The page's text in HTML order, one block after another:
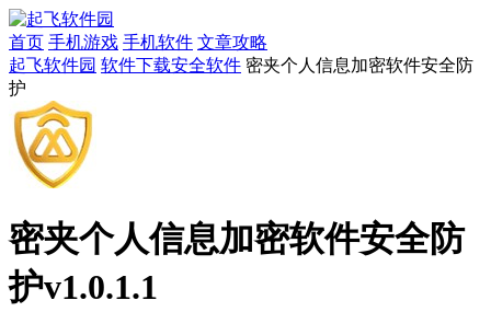
首页 手机游戏 手机软件 文章攻略
起飞软件园 软件下载安全软件 密夹个人信息加密软件安全防
护
密夹个人信息加密软件安全防
护v1.0.1.1